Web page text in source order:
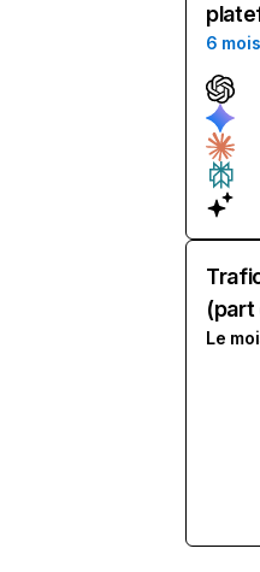
6 mois
(part
Le